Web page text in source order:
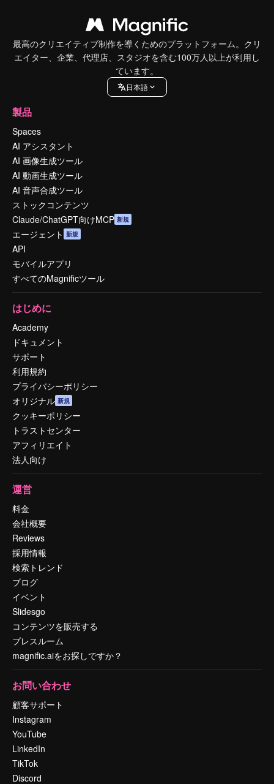
最高のクリエイティブ制作を導くためのプラットフォーム。クリ
エイター、企業、代理店、スタジオを含む100万人以上が利用し
ています。
日本語
製品
Spaces
AI アシスタント
AI 画像生成ツール
AI 動画生成ツール
AI 音声合成ツール
ストックコンテンツ
Claude/ChatGPT向けMCP 新規
エージェント 新規
API
モバイルアプリ
すべてのMagnificツール
はじめに
Academy
ドキュメント
サポート
利用規約
プライバシーポリシー
オリジナル 新規
クッキーポリシー
トラストセンター
アフィリエイト
法人向け
運営
料金
会社概要
Reviews
採用情報
検索トレンド
ブログ
イベント
Slidesgo
コンテンツを販売する
プレスルーム
magnific.aiをお探しですか？
お問い合わせ
顧客サポート
Instagram
YouTube
LinkedIn
TikTok
Discord